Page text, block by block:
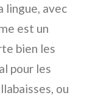
lingue, avec
est un
bien les
pour les
ou